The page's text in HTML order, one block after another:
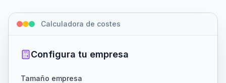
Calculadora de costes
Configura tu empresa
Tamaño empresa